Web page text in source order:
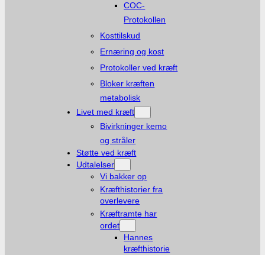
COC-
Protokollen
Kosttilskud
Ernæring og kost
Protokoller ved kræft
Bloker kræften
metabolisk
Livet med kræft
Bivirkninger kemo
og stråler
Støtte ved kræft
Udtalelser
Vi bakker op
Kræfthistorier fra
overlevere
Kræftramte har
ordet
Hannes
kræfthistorie